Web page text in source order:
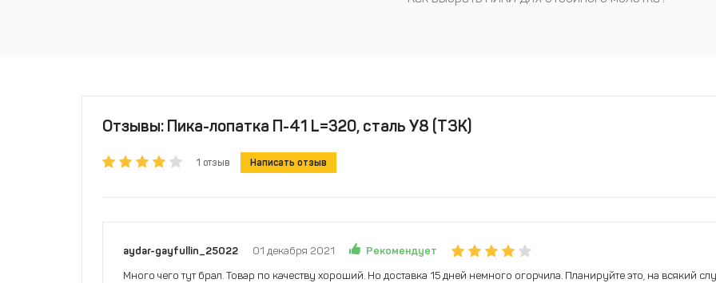
Отзывы: Пика-лопатка П-41 L=320, сталь У8 (ТЗК)
1 отзыв Написать отзыв
aydar-gayfullin_25022 01 декабря 2021 Рекомендует
Много чего тут брал. Товар по качеству хороший. Но доставка 15 дней немного огорчила. Планируйте это, на всякий